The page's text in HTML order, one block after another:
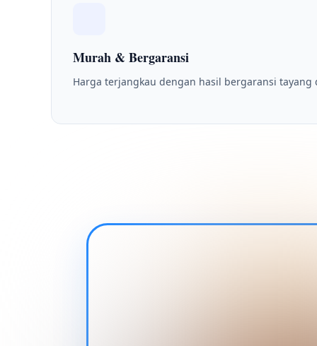
Murah & Bergaransi
Harga terjangkau dengan hasil bergaransi tayang